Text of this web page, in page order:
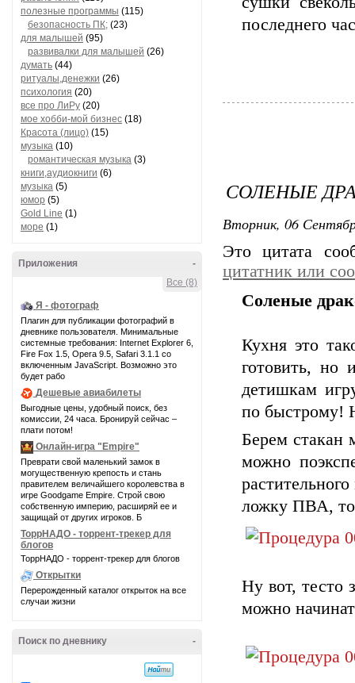
полезные программы (115)
безопасность ПК; (23)
для малышей (95)
развивалки для малышей (26)
думать (44)
ритуалы,денежки (26)
психология (20)
все про ЛиРу (20)
мое хобби-мой бизнес (18)
Красота (лицо) (15)
музыка (10)
романтическая музыка (3)
книги,аудиокниги (6)
музыка (5)
юмор (5)
Gold Line (1)
море (1)
-
Приложения
Все (8)
Я - фотограф
Плагин для публикации фотографий в
дневнике пользователя. Минимальные
системные требования: Internet Explorer 6,
Fire Fox 1.5, Opera 9.5, Safari 3.1.1 со
включенным JavaScript. Возможно это
будет рабо
Дешевые авиабилеты
Выгодные цены, удобный поиск, без
комиссии, 24 часа. Бронируй сейчас –
плати потом!
Онлайн-игра "Empire"
Преврати свой маленький замок в
могущественную крепость и стань
правителем величайшего королевства в
игре Goodgame Empire. Строй свою
собственную империю, расширяй ее и
защищай от других игроков. Б
ТоррНАДО - торрент-трекер для
блогов
ТоррНАДО - торрент-трекер для блогов
Открытки
Перерожденный каталог открыток на все
случаи жизни
-
Поиск по дневнику
последнего
СОЛЕНЫЕ
Вторник, 06
Это цитата
цитатник или
Соленые
Кухня это
готовить, но
детишкам
по быстрому!
Берем стакан
можно
ложку ПВА,
Ну вот, тесто
можно